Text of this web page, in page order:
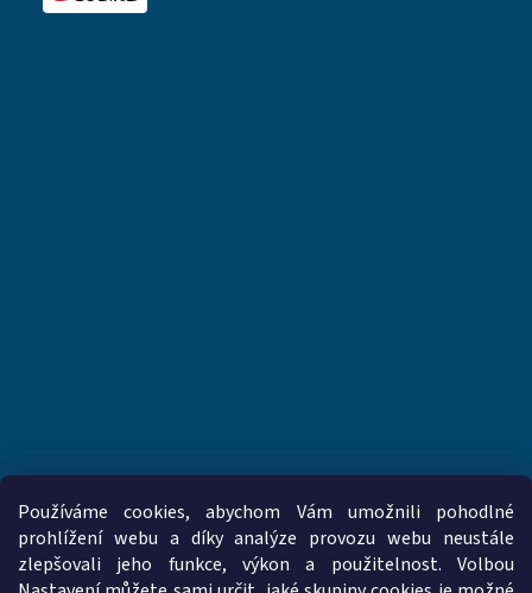
Používáme cookies, abychom Vám umožnili pohodlné
prohlížení webu a díky analýze provozu webu neustále
zlepšovali jeho funkce, výkon a použitelnost. Volbou
www.vzduchotechnika-ventilatory.cz www.palmat.cz